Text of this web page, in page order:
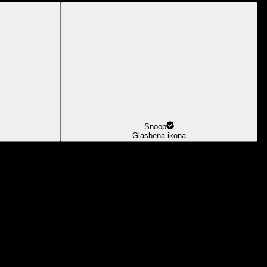
Snoop
Glasbena ikona